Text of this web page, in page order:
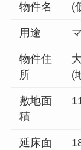
物件名 (
用途
物件住
所
(
敷地面
積
延床面